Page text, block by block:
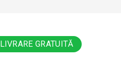
LIVRARE GRATUITĂ